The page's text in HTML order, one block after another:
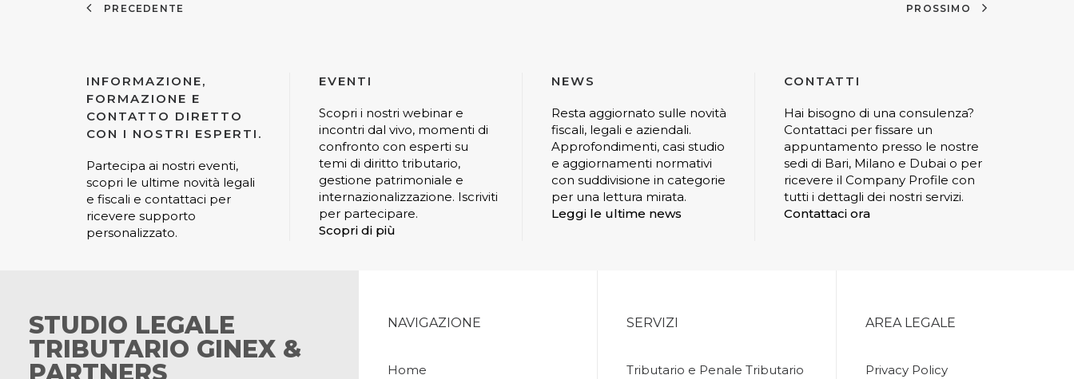
PRECEDENTE PROSSIMO
INFORMAZIONE,
FORMAZIONE E
CONTATTO DIRETTO
CON I NOSTRI ESPERTI.
Partecipa ai nostri eventi,
scopri le ultime novità legali
e fiscali e contattaci per
ricevere supporto
personalizzato.
EVENTI
Scopri i nostri webinar e
incontri dal vivo, momenti di
confronto con esperti su
temi di diritto tributario,
gestione patrimoniale e
internazionalizzazione. Iscriviti
per partecipare.
Scopri di più
NEWS
Resta aggiornato sulle novità
fiscali, legali e aziendali.
Approfondimenti, casi studio
e aggiornamenti normativi
con suddivisione in categorie
per una lettura mirata.
Leggi le ultime news
CONTATTI
Hai bisogno di una consulenza?
Contattaci per fissare un
appuntamento presso le nostre
sedi di Bari, Milano e Dubai o per
ricevere il Company Profile con
tutti i dettagli dei nostri servizi.
Contattaci ora
STUDIO LEGALE
TRIBUTARIO GINEX &
PARTNERS
NAVIGAZIONE
Home
SERVIZI
Tributario e Penale Tributario
AREA LEGALE
Privacy Policy